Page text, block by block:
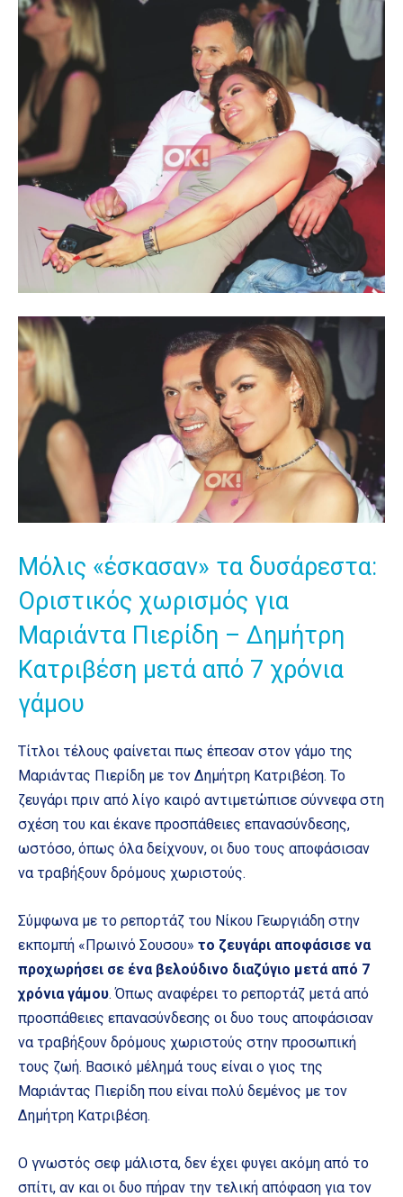
Μόλις «έσκασαν» τα δυσάρεστα:
Οριστικός χωρισμός για
Μαριάντα Πιερίδη – Δημήτρη
Κατριβέση μετά από 7 χρόνια
γάμου
Τίτλοι τέλους φαίνεται πως έπεσαν στον γάμο της
Μαριάντας Πιερίδη με τον Δημήτρη Κατριβέση. Το
ζευγάρι πριν από λίγο καιρό αντιμετώπισε σύννεφα στη
σχέση του και έκανε προσπάθειες επανασύνδεσης,
ωστόσο, όπως όλα δείχνουν, οι δυο τους αποφάσισαν
να τραβήξουν δρόμους χωριστούς.
Σύμφωνα με το ρεπορτάζ του Νίκου Γεωργιάδη στην
εκπομπή «Πρωινό Σουσου» το ζευγάρι αποφάσισε να
προχωρήσει σε ένα βελούδινο διαζύγιο μετά από 7
χρόνια γάμου. Όπως αναφέρει το ρεπορτάζ μετά από
προσπάθειες επανασύνδεσης οι δυο τους αποφάσισαν
να τραβήξουν δρόμους χωριστούς στην προσωπική
τους ζωή. Βασικό μέλημά τους είναι ο γιος της
Μαριάντας Πιερίδη που είναι πολύ δεμένος με τον
Δημήτρη Κατριβέση.
Ο γνωστός σεφ μάλιστα, δεν έχει φυγει ακόμη από το
σπίτι, αν και οι δυο πήραν την τελική απόφαση για τον